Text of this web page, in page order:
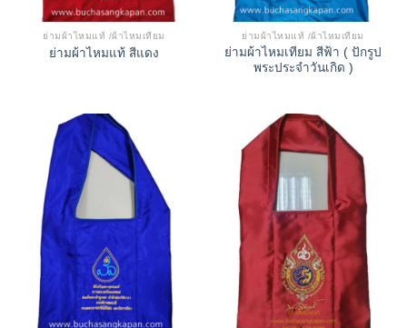
ย่ามผ้าไหมแท้ /ผ้าไหมเทียม
ย่ามผ้าไหมแท้ สีแดง
ย่ามผ้าไหมแท้ /ผ้าไหมเทียม
ย่ามผ้าไหมเทียม สีฟ้า ( ปักรูป
พระประจำวันเกิด )